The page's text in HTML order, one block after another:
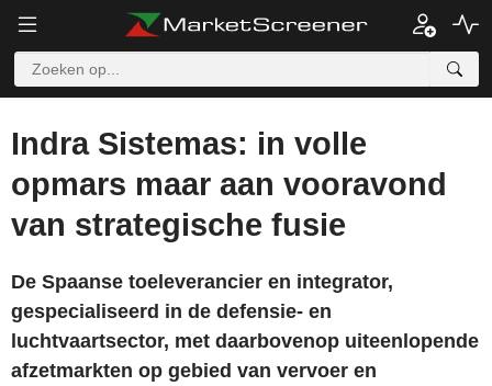
Indra Sistemas: in volle
opmars maar aan vooravond
van strategische fusie
De Spaanse toeleverancier en integrator,
gespecialiseerd in de defensie- en
luchtvaartsector, met daarbovenop uiteenlopende
afzetmarkten op gebied van vervoer en